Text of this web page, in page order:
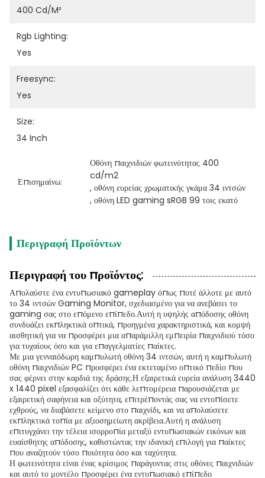
400 Cd/m²
Rgb Lighting:
Yes
Freesync:
Yes
Size:
34 Inch
Επισημαίνω:
Οθόνη παιχνιδιών φωτεινότητας 400
cd/m2
, οθόνη ευρείας χρωματικής γκάμα 34 ιντσών
, οθόνη LED gaming sRGB 99 τοις εκατό
Περιγραφή Προϊόντων
Περιγραφή του προϊόντος:
Απολαύστε ένα εντυπωσιακό gameplay όπως ποτέ άλλοτε με αυτό
το 34 ιντσών Gaming Monitor, σχεδιασμένο για να ανεβάσει το
gaming σας στο επόμενο επίπεδο.Αυτή η υψηλής απόδοσης οθόνη
συνδυάζει εκπληκτικά οπτικά, προηγμένα χαρακτηριστικά, και κομψή
αισθητική για να προσφέρει μια απαράμιλλη εμπειρία παιχνιδιού τόσο
για τυχαίους όσο και για επαγγελματίες παίκτες.
Με μια γενναιόδωρη καμπυλωτή οθόνη 34 ιντσών, αυτή η καμπυλωτή
οθόνη παιχνιδιών PC προσφέρει ένα εκτεταμένο οπτικό πεδίο που
σας φέρνει στην καρδιά της δράσης.Η εξαιρετικά ευρεία ανάλυση 3440
x 1440 pixel εξασφαλίζει ότι κάθε λεπτομέρεια παρουσιάζεται με
εξαιρετική σαφήνεια και οξύτητα, επιτρέποντάς σας να εντοπίσετε
εχθρούς, να διαβάσετε κείμενο στο παιχνίδι, και να απολαύσετε
εκπληκτικά τοπία με αξιοσημείωτη ακρίβεια.Αυτή η ανάλυση
επιτυγχάνει την τέλεια ισορροπία μεταξύ εντυπωσιακών εικόνων και
ευαίσθητης απόδοσης, καθιστώντας την ιδανική επιλογή για παίκτες
που αναζητούν τόσο ποιότητα όσο και ταχύτητα.
Η φωτεινότητα είναι ένας κρίσιμος παράγοντας στις οθόνες παιχνιδιών
και αυτό το μοντέλο προσφέρει ένα εντυπωσιακό επίπεδο